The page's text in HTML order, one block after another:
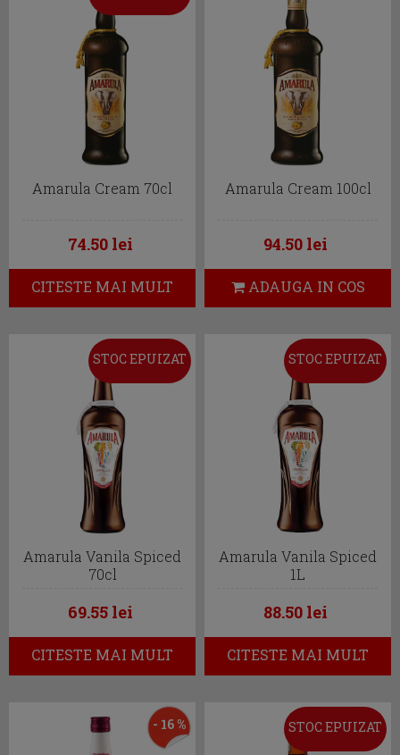
Amarula Cream 70cl
74.50 lei
CITESTE MAI MULT
Amarula Cream 100cl
94.50 lei
ADAUGA IN COS
STOC EPUIZAT
Amarula Vanila Spiced
70cl
69.55 lei
CITESTE MAI MULT
STOC EPUIZAT
Amarula Vanila Spiced
1L
88.50 lei
CITESTE MAI MULT
- 16 % STOC EPUIZAT